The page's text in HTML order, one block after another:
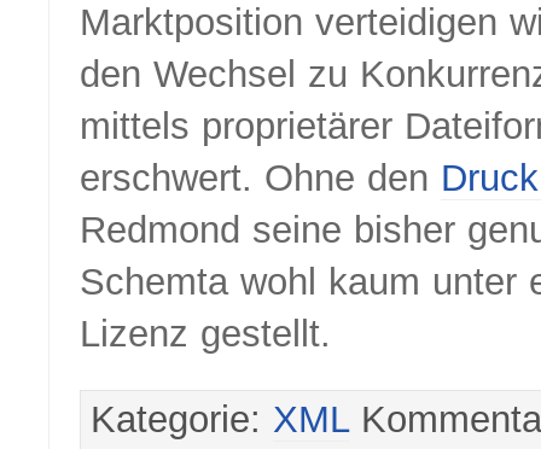
Marktposition verteidigen
den Wechsel zu
mittels proprietärer
erschwert. Ohne den
Redmond seine bisher
Schemta wohl kaum unter
Lizenz gestellt.
Kategorie: XML